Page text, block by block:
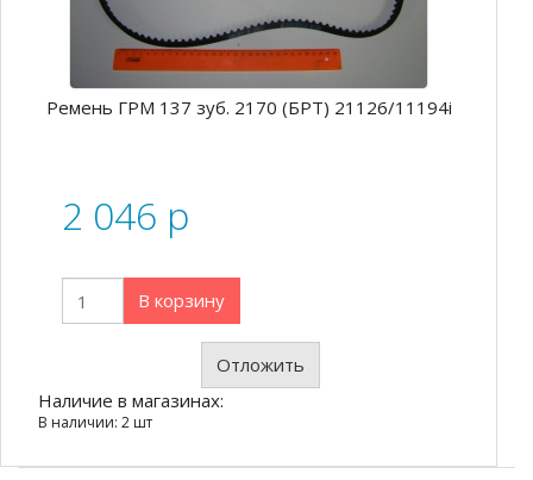
Ремень ГРМ 137 зуб. 2170 (БРТ) 21126/11194i
2 046 p
В корзину
Отложить
Наличие в магазинах:
В наличии: 2 шт